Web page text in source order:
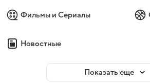
Фильмы и Сериалы
Новостные
Показать еще